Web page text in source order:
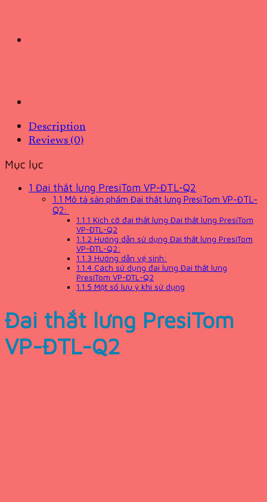
Description
Reviews (0)
Mục lục
1 Đai thắt lưng PresiTom VP-ĐTL-Q2
1.1 Mô tả sản phẩm Đai thắt lưng PresiTom VP-ĐTL-
Q2:
1.1.1 Kích cỡ đai thắt lưng Đai thắt lưng PresiTom
VP-ĐTL-Q2
1.1.2 Hướng dẫn sử dụng Đai thắt lưng PresiTom
VP-ĐTL-Q2:
1.1.3 Hướng dẫn vệ sinh:
1.1.4 Cách sử dụng đai lưng Đai thắt lưng
PresiTom VP-ĐTL-Q2
1.1.5 Một số lưu ý khi sử dụng
Đai thắt lưng PresiTom
VP-ĐTL-Q2